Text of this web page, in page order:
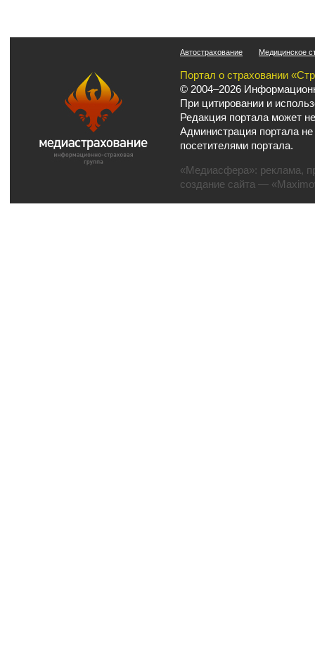
Автострахование Медицинское
Портал о страховании
© 2004–2026
При цитировании и
Редакция портала может
Администрация портала
посетителями портала.
«Медиасфера»: реклама,
создание сайта —